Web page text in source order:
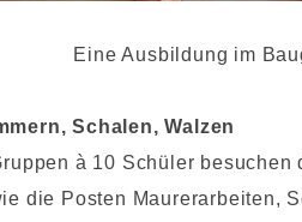
Eine Ausbildung im
Schalen, Walzen
à 10 Schüler
die Posten Maurerarbeiten,